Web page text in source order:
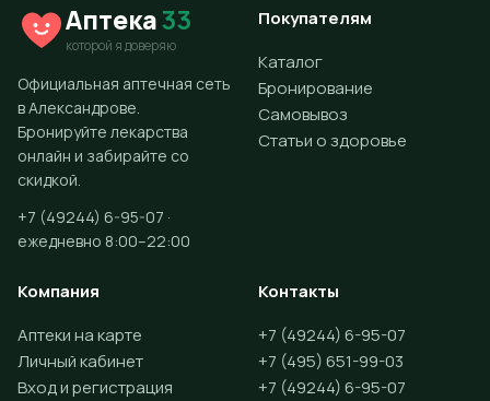
Аптека33
которой я доверяю
Официальная аптечная сеть
в Александрове.
Бронируйте лекарства
онлайн и забирайте со
скидкой.
+7 (49244) 6-95-07 ·
ежедневно 8:00–22:00
Покупателям
Каталог
Бронирование
Самовывоз
Статьи о здоровье
Компания
Аптеки на карте
Личный кабинет
Вход и регистрация
Контакты
+7 (49244) 6-95-07
+7 (495) 651-99-03
+7 (49244) 6-95-07